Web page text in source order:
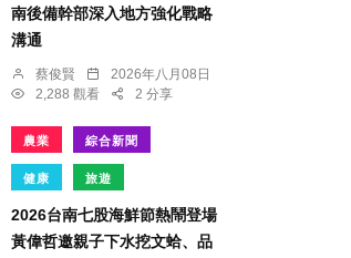
南後備幹部深入地方強化戰略
溝通
蔡俊賢
2026年八月08日
2,288 觀看
2 分享
農業 綜合新聞
健康 旅遊
2026台南七股海鮮節熱鬧登場
黃偉哲邀親子下水挖文蛤、品